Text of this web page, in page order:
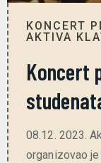
KONCERT
AKTIVA
Koncert
08.12. 2023.
organizovao